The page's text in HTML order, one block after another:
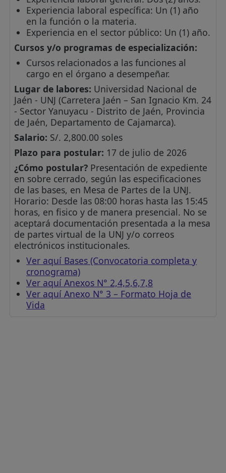
Experiencia laboral específica: Un (1) año
en la función o la materia.
Experiencia en el sector público: Un (1) año.
Cursos y/o programas de especialización:
Cursos relacionados a las funciones al
cargo en el órgano a desempeñar.
Lugar de labores: Universidad Nacional de
Jaén - UNJ (Carretera Jaén – San Ignacio Km. 24
- Sector Yanuyacu - Distrito de Jaén, Provincia
de Jaén, Departamento de Cajamarca).
Salario: S/. 2,800.00 soles
Plazo para postular: 17 de julio de 2026
¿Cómo postular? Presentación de expediente
en sobre cerrado, según las especificaciones
de las bases, en Mesa de Partes de la UNJ.
Horario: Desde las 08:00 horas hasta las 15:45
horas, en fisico y de manera presencial. No se
aceptará documentación presentada a la mesa
de partes virtual de la UNJ y/o correos
electrónicos institucionales.
Ver aquí Bases (Convocatoria completa y
cronograma)
Ver aquí Anexos N° 2,4,5,6,7,8
Ver aquí Anexo N° 3 – Formato Hoja de
Vida